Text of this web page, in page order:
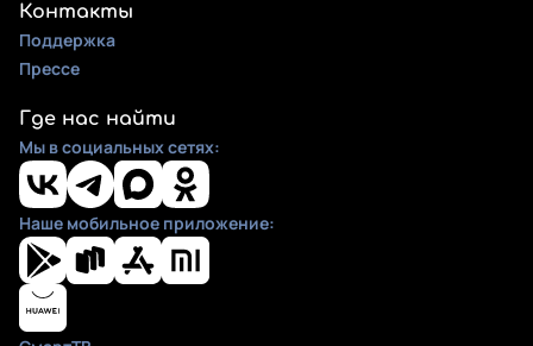
Контакты
Поддержка
Прессе
Где нас найти
Мы в социальных сетях:
Наше мобильное приложение: